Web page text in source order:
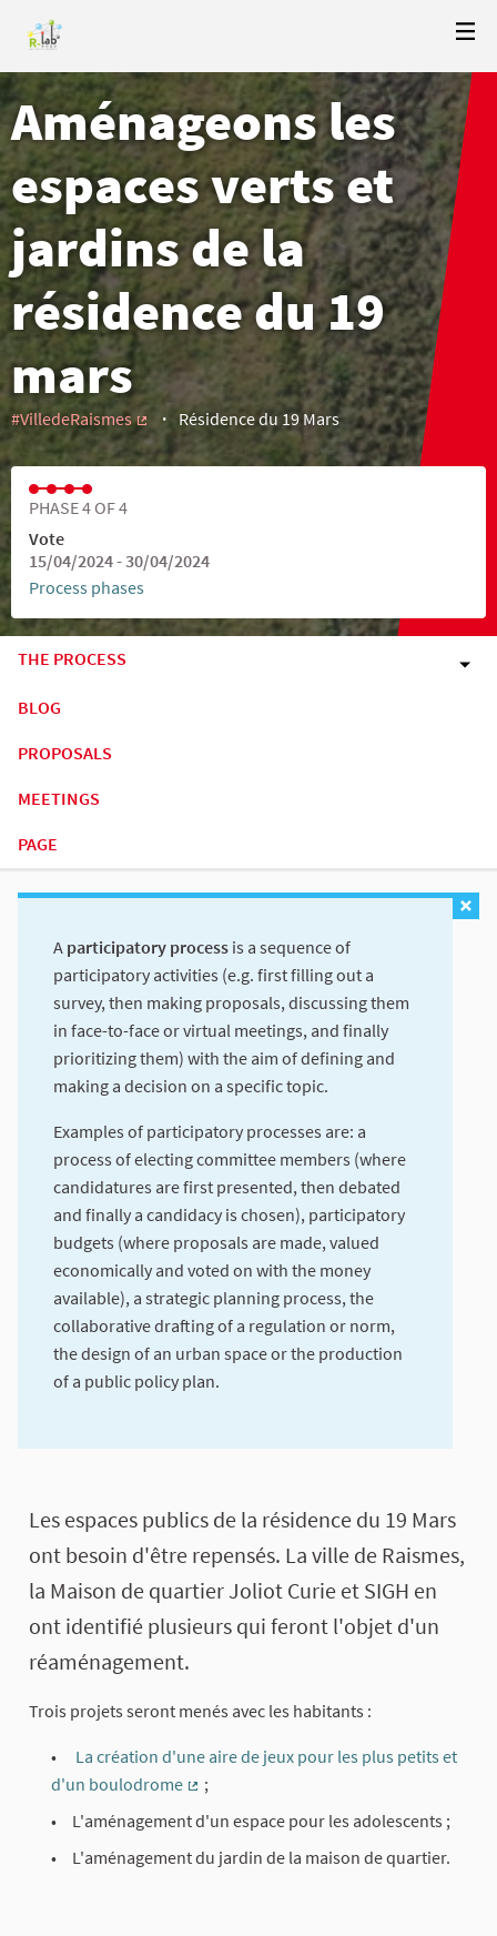
Aménageons les
espaces verts et
jardins de la
résidence du 19
mars
#VilledeRaismes
(External link)
Résidence du 19 Mars
PHASE 4 OF 4
Vote
15/04/2024 - 30/04/2024
Process phases
THE PROCESS
BLOG
PROPOSALS
MEETINGS
PAGE
A participatory process is a sequence of
participatory activities (e.g. first filling out a
survey, then making proposals, discussing them
in face-to-face or virtual meetings, and finally
prioritizing them) with the aim of defining and
making a decision on a specific topic.
Examples of participatory processes are: a
process of electing committee members (where
candidatures are first presented, then debated
and finally a candidacy is chosen), participatory
budgets (where proposals are made, valued
economically and voted on with the money
available), a strategic planning process, the
collaborative drafting of a regulation or norm,
the design of an urban space or the production
of a public policy plan.
About this process
Les espaces publics de la résidence du 19 Mars
ont besoin d'être repensés. La ville de Raismes,
la Maison de quartier Joliot Curie et SIGH en
ont identifié plusieurs qui feront l'objet d'un
réaménagement.
Trois projets seront menés avec les habitants :
La création d'une aire de jeux pour les plus petits et
d'un boulodrome
;
L'aménagement d'un espace pour les adolescents ;
L'aménagement du jardin de la maison de quartier.